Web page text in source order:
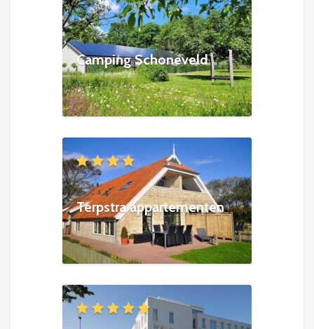
Camping Schoneveld
Terpstra appartementen